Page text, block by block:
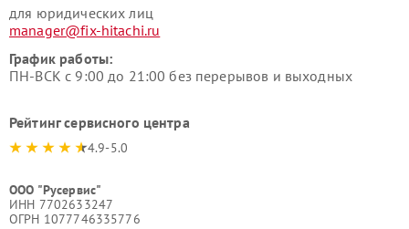
для юридических лиц
manager@fix-hitachi.ru
График работы:
ПН-ВСК с 9:00 до 21:00 без перерывов и выходных
Рейтинг сервисного центра
4.9-5.0
ООО "Русервис"
ИНН 7702633247
ОГРН 1077746335776